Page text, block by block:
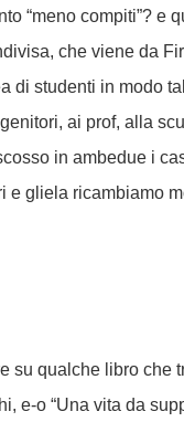
“meno compiti”? e
che viene da
di studenti in modo
ai prof, alla
in ambedue i
gliela ricambiamo
su qualche libro che
e-o “Una vita da